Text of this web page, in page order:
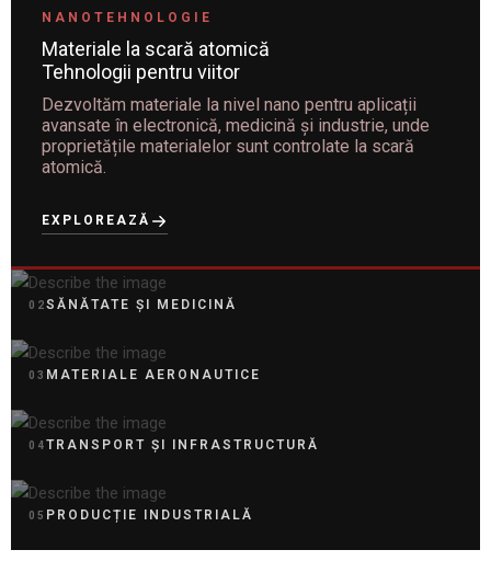
NANOTEHNOLOGIE
Materiale la scară atomică
Tehnologii pentru viitor
Dezvoltăm materiale la nivel nano pentru aplicații
avansate în electronică, medicină și industrie, unde
proprietățile materialelor sunt controlate la scară
atomică.
EXPLOREAZĂ
02SĂNĂTATE ȘI MEDICINĂ
03 MATERIALE AERONAUTICE
04TRANSPORT ȘI INFRASTRUCTURĂ
05 PRODUCȚIE INDUSTRIALĂ